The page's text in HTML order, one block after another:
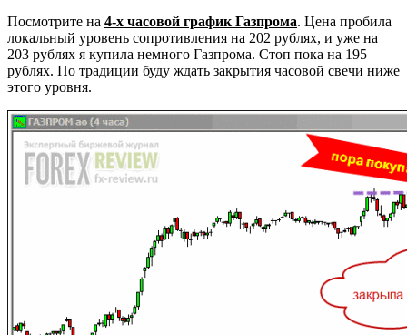
Посмотрите на 4-х часовой график Газпрома. Цена пробила
локальный уровень сопротивления на 202 рублях, и уже на
203 рублях я купила немного Газпрома. Стоп пока на 195
рублях. По традиции буду ждать закрытия часовой свечи ниже
этого уровня.